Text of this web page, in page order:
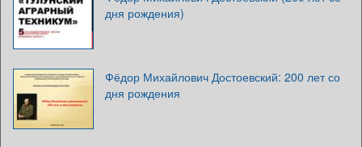
дня рождения)
Фёдор Михайлович Достоевский: 200 лет со
дня рождения